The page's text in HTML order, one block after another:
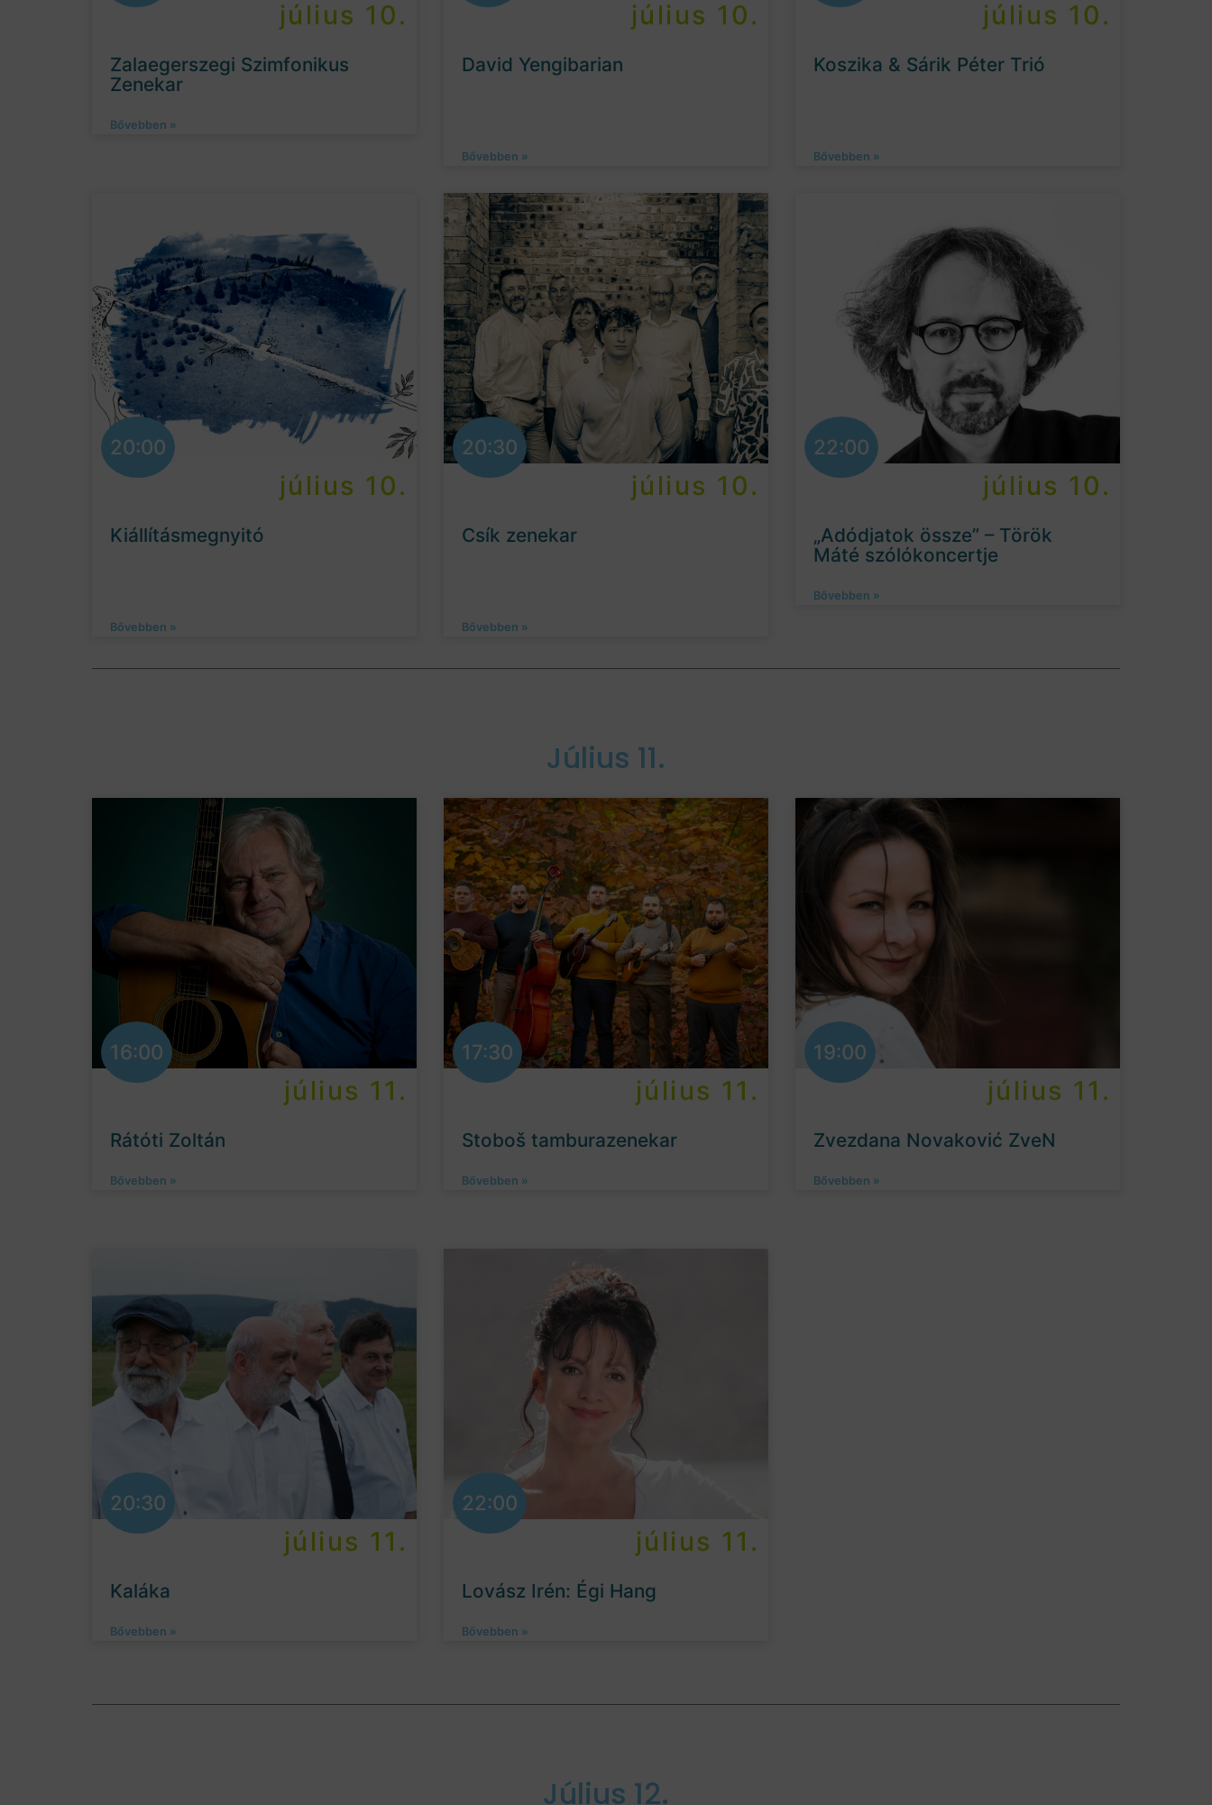
július 10.
Zalaegerszegi Szimfonikus
Zenekar
Bővebben »
július 10.
David Yengibarian
Bővebben »
július 10.
Koszika & Sárik Péter Trió
Bővebben »
20:00
július 10.
Kiállításmegnyitó
Bővebben »
20:30
július 10.
Csík zenekar
Bővebben »
22:00
július 10.
„Adódjatok össze” – Török
Máté szólókoncertje
Bővebben »
Július 11.
16:00
július 11.
Rátóti Zoltán
Bővebben »
17:30
július 11.
Stoboš tamburazenekar
Bővebben »
19:00
július 11.
Zvezdana Novaković ZveN
Bővebben »
20:30
július 11.
Kaláka
Bővebben »
22:00
július 11.
Lovász Irén: Égi Hang
Bővebben »
Július 12.